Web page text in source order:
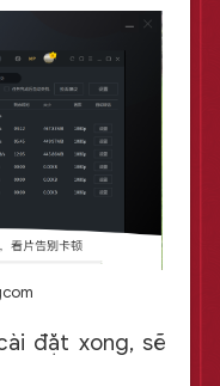
đặt xong, sẽ